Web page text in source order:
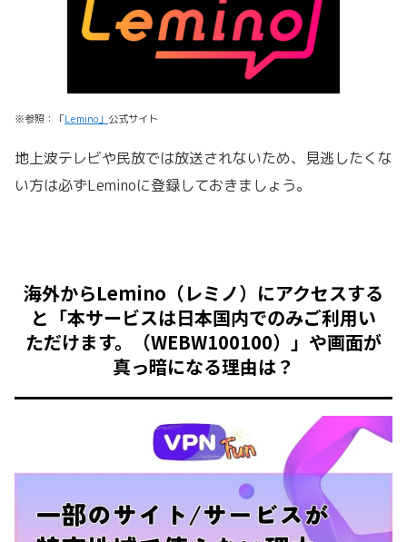
※参照：「Lemino」 公式サイト
地上波テレビや民放では放送されないため、見逃したくな
い方は必ずLeminoに登録しておきましょう。
海外からLemino（レミノ）にアクセスする
と「本サービスは日本国内でのみご利用い
ただけます。（WEBW100100）」や画面が
真っ暗になる理由は？